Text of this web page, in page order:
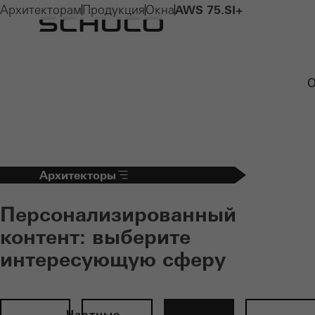
Архитекторы
Персонализированный
контент: выберите
интересующую сферу
Архитекторам ПродукцияОкнаAWS 75.SI+